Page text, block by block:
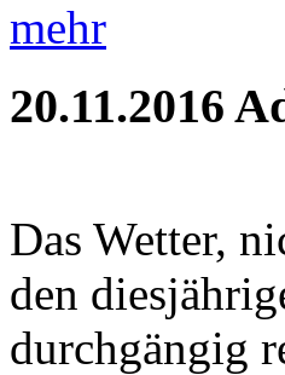
mehr
20.11.2016
Das Wetter,
den
durchgängig